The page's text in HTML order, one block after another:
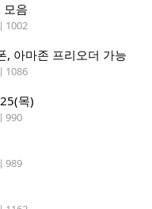
모음
1002
, 아마존 프리오더 가능
1086
목)
990
989